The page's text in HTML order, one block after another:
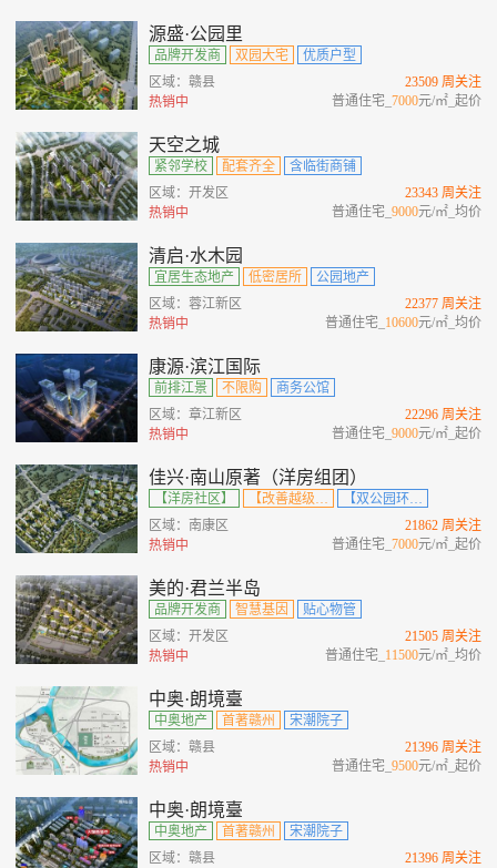
源盛·公园里
品牌开发商 双园大宅
优质户型
区域：赣县
热销中
23509 周关注
普通住宅_7000元/㎡_起价
天空之城
紧邻学校 配套齐全
含临街商铺
区域：开发区
热销中
23343 周关注
普通住宅_9000元/㎡_均价
清启·水木园
宜居生态地产 低密居所
公园地产
区域：蓉江新区
热销中
22377 周关注
普通住宅_ 10600元/㎡_均价
康源·滨江国际
前排江景 不限购
商务公馆
区域：章江新区
热销中
22296 周关注
普通住宅_9000元/㎡_起价
佳兴·南山原著（洋房组团）
【洋房社区】 【改善越级住区】
【双公园环绕】
区域：南康区
热销中
21862 周关注
普通住宅_7000元/㎡_起价
美的·君兰半岛
品牌开发商 智慧基因
贴心物管
区域：开发区
热销中
21505 周关注
普通住宅_ 11500元/㎡_均价
中奥·朗境臺
中奥地产 首著赣州
宋潮院子
区域：赣县
热销中
21396 周关注
普通住宅_9500元/㎡_起价
中奥·朗境臺
中奥地产 首著赣州
宋潮院子
区域：赣县
21396 周关注